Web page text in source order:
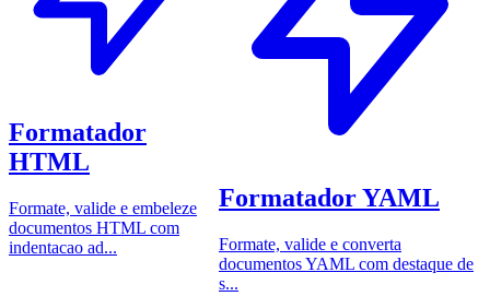
Formatador
HTML
Formate, valide e embeleze
documentos HTML com
indentacao ad...
Formatador YAML
Formate, valide e converta
documentos YAML com destaque de
s...